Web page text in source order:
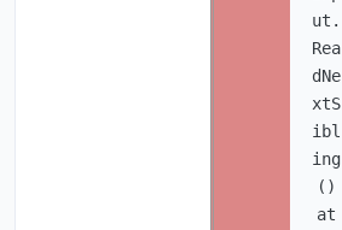
ut.
Rea
dNe
xtS
ibl
ing
()
at